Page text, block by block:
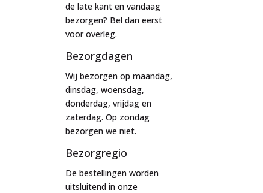
de late kant en vandaag
bezorgen? Bel dan eerst
voor overleg.
Bezorgdagen
Wij bezorgen op maandag,
dinsdag, woensdag,
donderdag, vrijdag en
zaterdag. Op zondag
bezorgen we niet.
Bezorgregio
De bestellingen worden
uitsluitend in onze